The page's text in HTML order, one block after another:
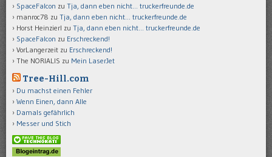
SpaceFalcon zu Tja, dann eben nicht… truckerfreunde.de
manroc78 zu Tja, dann eben nicht… truckerfreunde.de
Horst Heinzierl zu Tja, dann eben nicht… truckerfreunde.de
SpaceFalcon zu Erschreckend!
VorLangerzeit zu Erschreckend!
The NORIALIS zu Mein LaserJet
Tree-Hill.com
Du machst einen Fehler
Wenn Einen, dann Alle
Damals gefährlich
Messer und Stich